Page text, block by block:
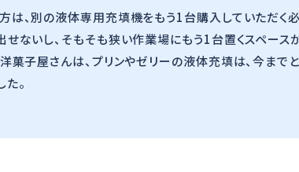
は、別の液体専用充填機をもう1台購入していただく
ないし、そもそも狭い作業場にもう1台置くスペースが
洋菓子屋さんは、プリンやゼリーの液体充填は、今まで
。